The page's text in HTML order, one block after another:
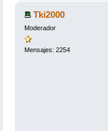
Tki2000
Moderador
Mensajes: 2254